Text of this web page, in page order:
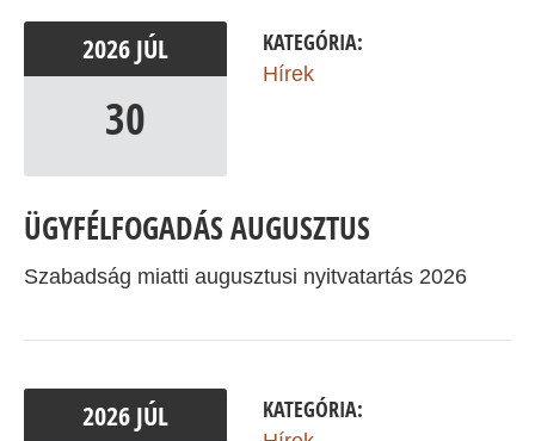
2026 JÚL
30
KATEGÓRIA:
Hírek
ÜGYFÉLFOGADÁS AUGUSZTUS
Szabadság miatti augusztusi nyitvatartás 2026
2026 JÚL KATEGÓRIA: